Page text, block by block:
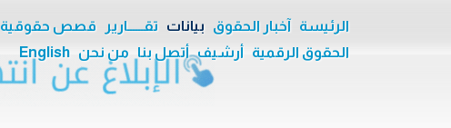
الرئيسة آخبار الحقوق بيانات تقــــــارير قصص حقوقية
الحقوق الرقمية
أرشيف أتصل بنا من نحن English